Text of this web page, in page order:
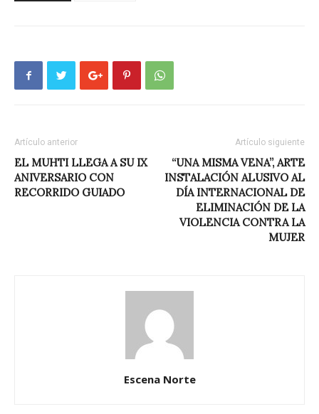
Artículo anterior
EL MUHTI LLEGA A SU IX
ANIVERSARIO CON
RECORRIDO GUIADO
Artículo siguiente
“UNA MISMA VENA”, ARTE
INSTALACIÓN ALUSIVO AL
DÍA INTERNACIONAL DE
ELIMINACIÓN DE LA
VIOLENCIA CONTRA LA
MUJER
Escena Norte